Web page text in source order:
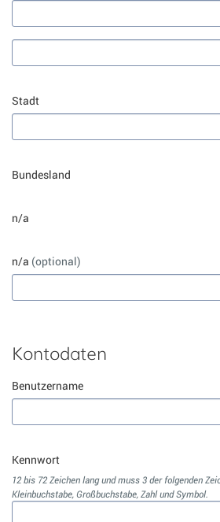
Stadt
Bundesland
n/a
n/a (optional)
Kontodaten
Benutzername
Kennwort
12 bis 72 Zeichen lang und muss 3 der folgenden
Kleinbuchstabe, Großbuchstabe, Zahl und Symbol.